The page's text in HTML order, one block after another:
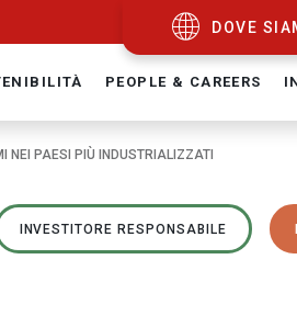
DOVE
PEOPLE & CAREERS
NEI PAESI PIÙ INDUSTRIALIZZATI
INVESTITORE RESPONSABILE